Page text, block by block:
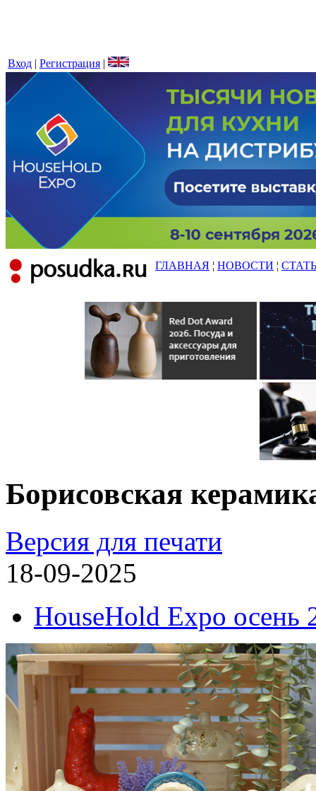
Вход | Регистрация |
ГЛАВНАЯ ¦ НОВОСТИ ¦
Борисовская
Версия для печати
18-09-2025
HouseHold Expo осень